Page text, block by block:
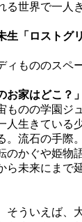
る世界で一人
生「ロストグ
ィもののスペ
お家はどこ？」
のの学園ジ
人生きている
流石の手際。
のかぐや姫物
ら未来にまで
ういえば